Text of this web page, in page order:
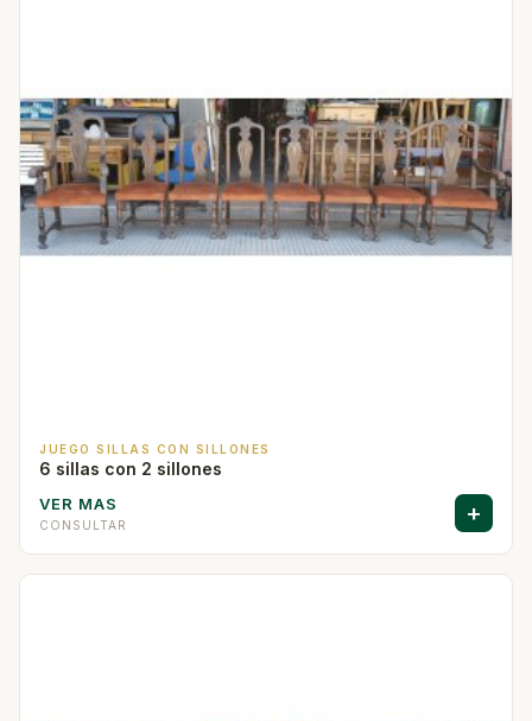
JUEGO SILLAS CON SILLONES
6 sillas con 2 sillones
VER MAS
CONSULTAR +